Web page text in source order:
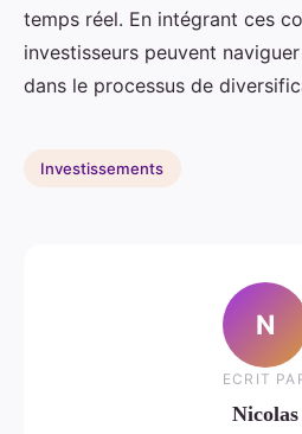
temps réel. En intégrant ces
investisseurs peuvent
dans le processus de
Investissements
N
ECRIT
Nicolas